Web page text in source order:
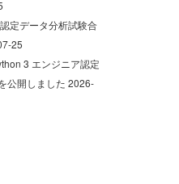
定データ分析試験合
25
3 エンジニア認定
公開しました 2026-